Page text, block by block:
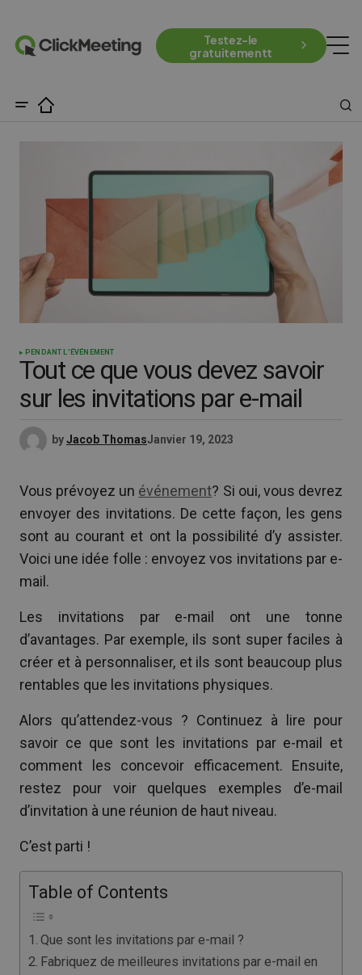
Testez-le
gratuitementt
PENDANT L'ÉVÉNEMENT
Tout ce que vous devez savoir
sur les invitations par e-mail
byJacob ThomasJanvier 19, 2023
Vous prévoyez un événement? Si oui, vous devrez
envoyer des invitations. De cette façon, les gens
sont au courant et ont la possibilité d’y assister.
Voici une idée folle : envoyez vos invitations par e-
mail.
Les invitations par e-mail ont une tonne
d’avantages. Par exemple, ils sont super faciles à
créer et à personnaliser, et ils sont beaucoup plus
rentables que les invitations physiques.
Alors qu’attendez-vous ? Continuez à lire pour
savoir ce que sont les invitations par e-mail et
comment les concevoir efficacement. Ensuite,
restez pour voir quelques exemples d’e-mail
d’invitation à une réunion de haut niveau.
C’est parti !
Table of Contents
Que sont les invitations par e-mail ?
Fabriquez de meilleures invitations par e-mail en